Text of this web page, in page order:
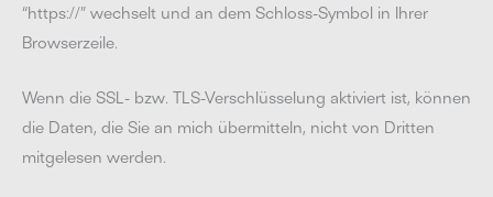
“https://” wechselt und an dem Schloss-Symbol in Ihrer
Browserzeile.
Wenn die SSL- bzw. TLS-Verschlüsselung aktiviert ist, können
die Daten, die Sie an mich übermitteln, nicht von Dritten
mitgelesen werden.